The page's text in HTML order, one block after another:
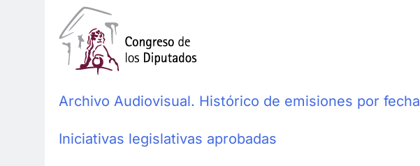
Archivo Audiovisual. Histórico de emisiones por fecha
Iniciativas legislativas aprobadas